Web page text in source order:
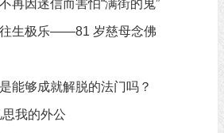
再因迷信而害怕“满街的鬼”
生极乐——81 岁慈母念佛
能够成就解脱的法门吗？
思我的外公